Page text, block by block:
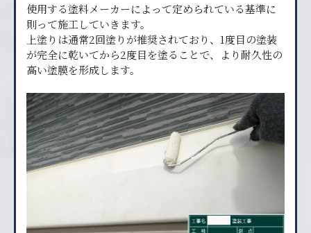
使用する塗料メーカーによって定められている基準に
則って施工していきます。
上塗りは通常2回塗りが推奨されており、1度目の塗装
が完全に乾いてから2度目を塗ることで、より耐久性の
高い塗膜を形成します。